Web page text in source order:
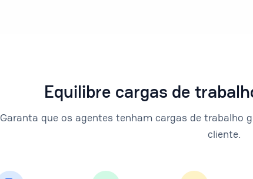
Equilibre cargas de
Garanta que os agentes tenham cargas de trabalho
cliente.